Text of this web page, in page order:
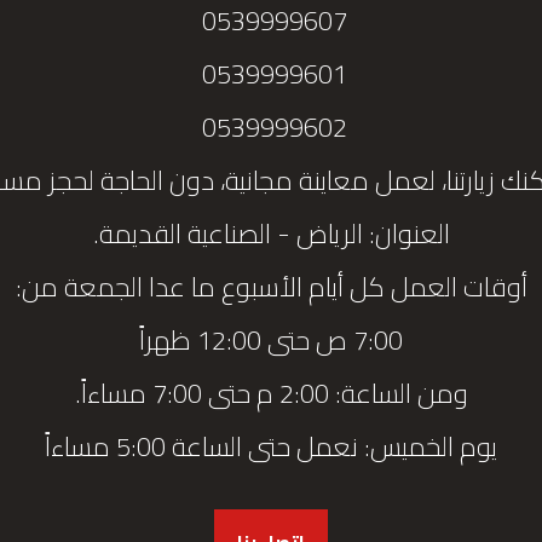
0539999607
0539999601
0539999602
زيارتنا، لعمل معاينة مجانية، دون الحاجة لحجز
العنوان: الرياض - الصناعية القديمة.
أوقات العمل كل أيام الأسبوع ما عدا الجمعة من:
7:00 ص حتى 12:00 ظهراً
ومن الساعة: 2:00 م حتى 7:00 مساءاً.
يوم الخميس: نعمل حتى الساعة 5:00 مساءاً